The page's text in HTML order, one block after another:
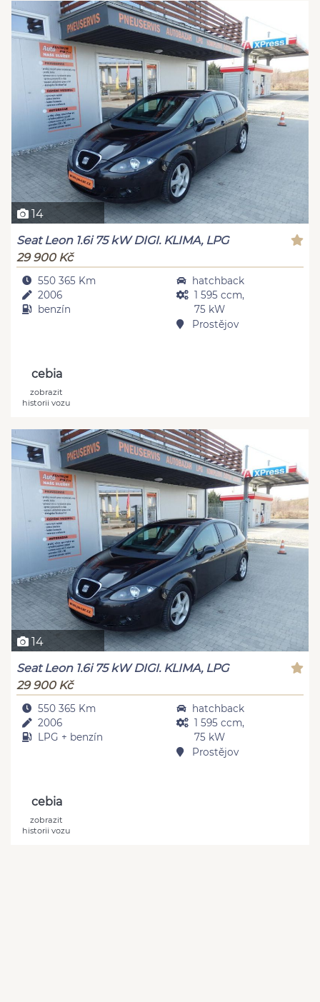
14
Seat Leon 1.6i 75 kW DIGI. KLIMA, LPG
29 900 Kč
550 365 Km
2006
benzín
hatchback
1 595 ccm,
75 kW
Prostějov
cebia
zobrazit
historii vozu
14
Seat Leon 1.6i 75 kW DIGI. KLIMA, LPG
29 900 Kč
550 365 Km
2006
LPG + benzín
hatchback
1 595 ccm,
75 kW
Prostějov
cebia
zobrazit
historii vozu